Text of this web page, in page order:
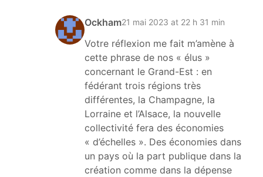
Ockham21 mai 2023 at 22 h 31 min
Votre réflexion me fait m’amène à
cette phrase de nos « élus »
concernant le Grand-Est : en
fédérant trois régions très
différentes, la Champagne, la
Lorraine et l’Alsace, la nouvelle
collectivité fera des économies
« d’échelles ». Des économies dans
un pays où la part publique dans la
création comme dans la dépense